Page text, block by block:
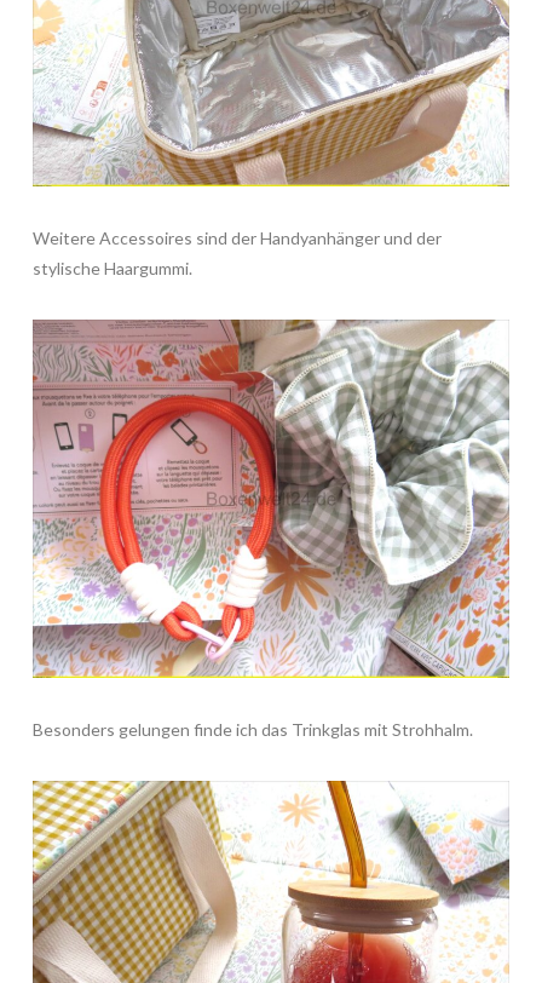
Weitere Accessoires sind der Handyanhänger und der
stylische Haargummi.
Besonders gelungen finde ich das Trinkglas mit Strohhalm.